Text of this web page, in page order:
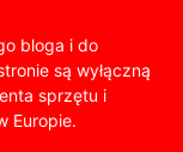
bloga i do
są wyłączną
sprzętu i
Europie.